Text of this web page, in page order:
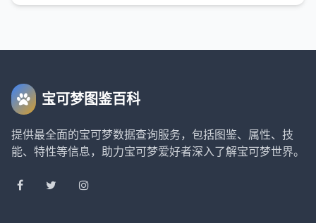
宝可梦图鉴百科
提供最全面的宝可梦数据查询服务，包括图鉴、属性、技
能、特性等信息，助力宝可梦爱好者深入了解宝可梦世界。